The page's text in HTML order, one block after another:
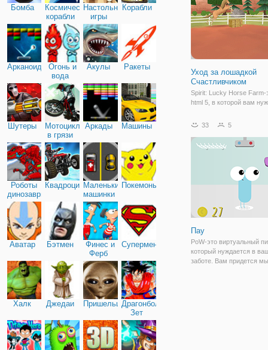
Бомба
Космические
корабли
Настольные
игры
Корабли
Арканоид
Огонь и
вода
Акулы Ракеты
Шутеры
Мотоциклы
в грязи
Аркады Машины
Роботы
динозавры
КвадроциклыМаленькие
машинки
Покемоны
Аватар Бэтмен
Финес и
Ферб
Супермен
Халк Джедаи ПришельцыДрагонболл
Зет
Уход за лошадкой
Счастливчиком
Spirit: Lucky Horse Farm-
html 5, в которой вам
Двигайте свою лошадь,
определенные движения.
Почистите и почистите
33 5
Пау
PoW-это виртуальный
который нуждается в
заботе. Вам придется